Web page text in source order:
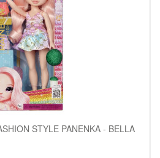
STYLE PANENKA - BELLA